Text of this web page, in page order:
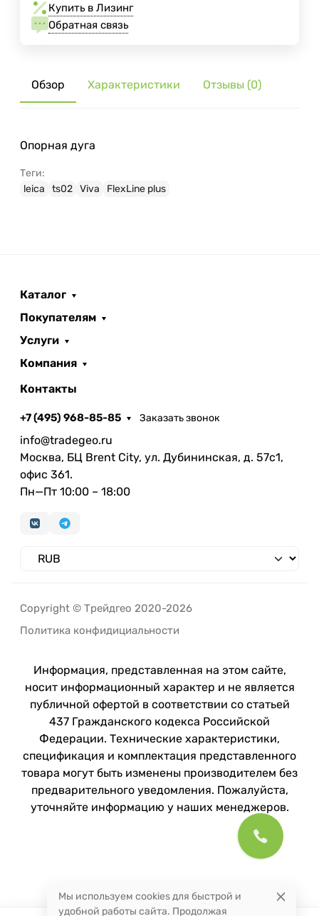
Купить в Лизинг
Обратная связь
Обзор Характеристики Отзывы (0)
Опорная дуга
Теги:
leica
ts02 Viva FlexLine plus
Каталог
Покупателям
Услуги
Компания
Контакты
+7 (495) 968-85-85 Заказать звонок
info@tradegeo.ru
Москва, БЦ Brent City, ул. Дубининская, д. 57с1,
офис 361.
Пн—Пт 10:00 – 18:00
Copyright © Трейдгео 2020-2026
Политика конфидициальности
Информация, представленная на этом сайте,
носит информационный характер и не является
публичной офертой в соответствии со статьей
437 Гражданского кодекса Российской
Федерации. Технические характеристики,
спецификация и комплектация представленного
товара могут быть изменены производителем без
предварительного уведомления. Пожалуйста,
уточняйте информацию у наших менеджеров.
Мы используем cookies для быстрой и
удобной работы сайта. Продолжая